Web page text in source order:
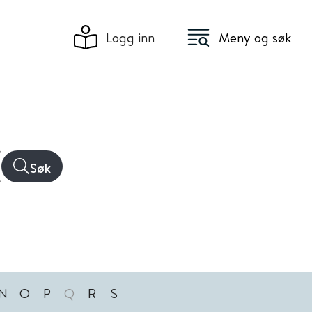
Logg inn Meny og søk
Søk
O P Q R S